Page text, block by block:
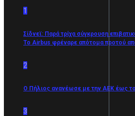
1
Σίδνεϊ: Παρά τρίχα σύγκρουση
Το Airbus φρέναρε απότομα προτού
2
O Πήλιος ανανέωσε με την ΑΕΚ έως
3